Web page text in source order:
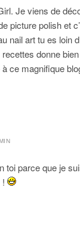
Je viens de
picture polish et
nail art tu es loin
donne
ce magnifique
toi parce que je